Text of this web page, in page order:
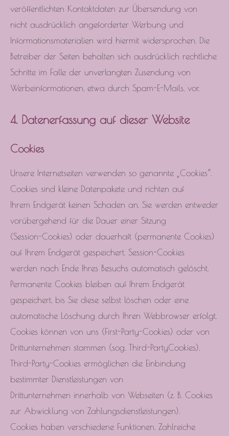
veröffentlichten Kontaktdaten zur Übersendung von
nicht ausdrücklich angeforderter Werbung und
Informationsmaterialien wird hiermit widersprochen. Die
Betreiber der Seiten behalten sich ausdrücklich rechtliche
Schritte im Falle der unverlangten Zusendung von
Werbeinformationen, etwa durch Spam-E-Mails, vor.
4. Datenerfassung auf dieser Website
Cookies
Unsere Internetseiten verwenden so genannte „Cookies“.
Cookies sind kleine Datenpakete und richten auf
Ihrem Endgerät keinen Schaden an. Sie werden entweder
vorübergehend für die Dauer einer Sitzung
(Session-Cookies) oder dauerhaft (permanente Cookies)
auf Ihrem Endgerät gespeichert. Session-Cookies
werden nach Ende Ihres Besuchs automatisch gelöscht.
Permanente Cookies bleiben auf Ihrem Endgerät
gespeichert, bis Sie diese selbst löschen oder eine
automatische Löschung durch Ihren Webbrowser erfolgt.
Cookies können von uns (First-Party-Cookies) oder von
Drittunternehmen stammen (sog. Third-PartyCookies).
Third-Party-Cookies ermöglichen die Einbindung
bestimmter Dienstleistungen von
Drittunternehmen innerhalb von Webseiten (z. B. Cookies
zur Abwicklung von Zahlungsdienstleistungen).
Cookies haben verschiedene Funktionen. Zahlreiche